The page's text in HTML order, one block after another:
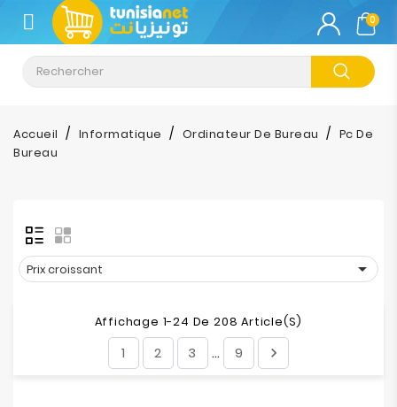
CATÉGORIE
Climatisation
Informatique
Impression
0
Accueil Informatique Ordinateur De Bureau
Pc De
Bureau
Prix croissant 
Affichage 1-24 De 208 Article(s)
1 2 3 … 9 